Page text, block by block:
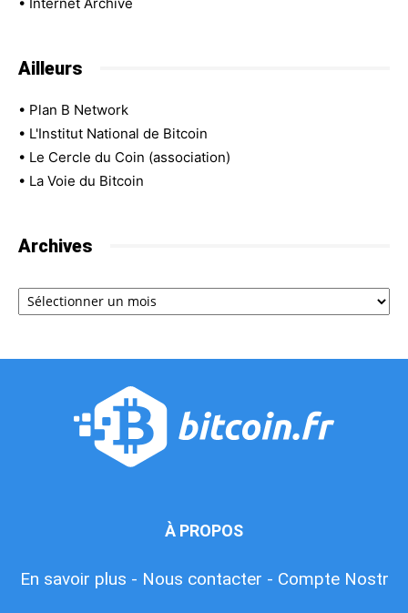
Ailleurs
• Plan B Network
• L'Institut National de Bitcoin
• Le Cercle du Coin (association)
• La Voie du Bitcoin
Archives
Archives
À PROPOS
En savoir plus - Nous contacter - Compte Nostr